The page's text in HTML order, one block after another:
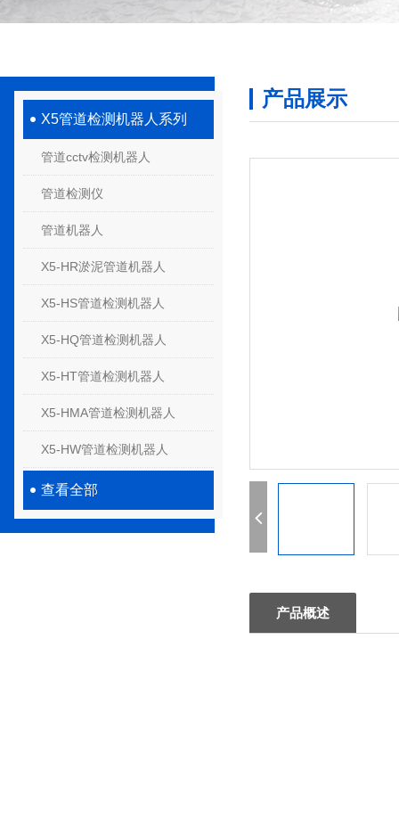
X5管道检测机器人系列
管道cctv检测机器人
管道检测仪
管道机器人
X5-HR淤泥管道机器人
X5-HS管道检测机器人
X5-HQ管道检测机器人
X5-HT管道检测机器人
X5-HMA管道检测机器人
X5-HW管道检测机器人
查看全部
产品展示
产品概述